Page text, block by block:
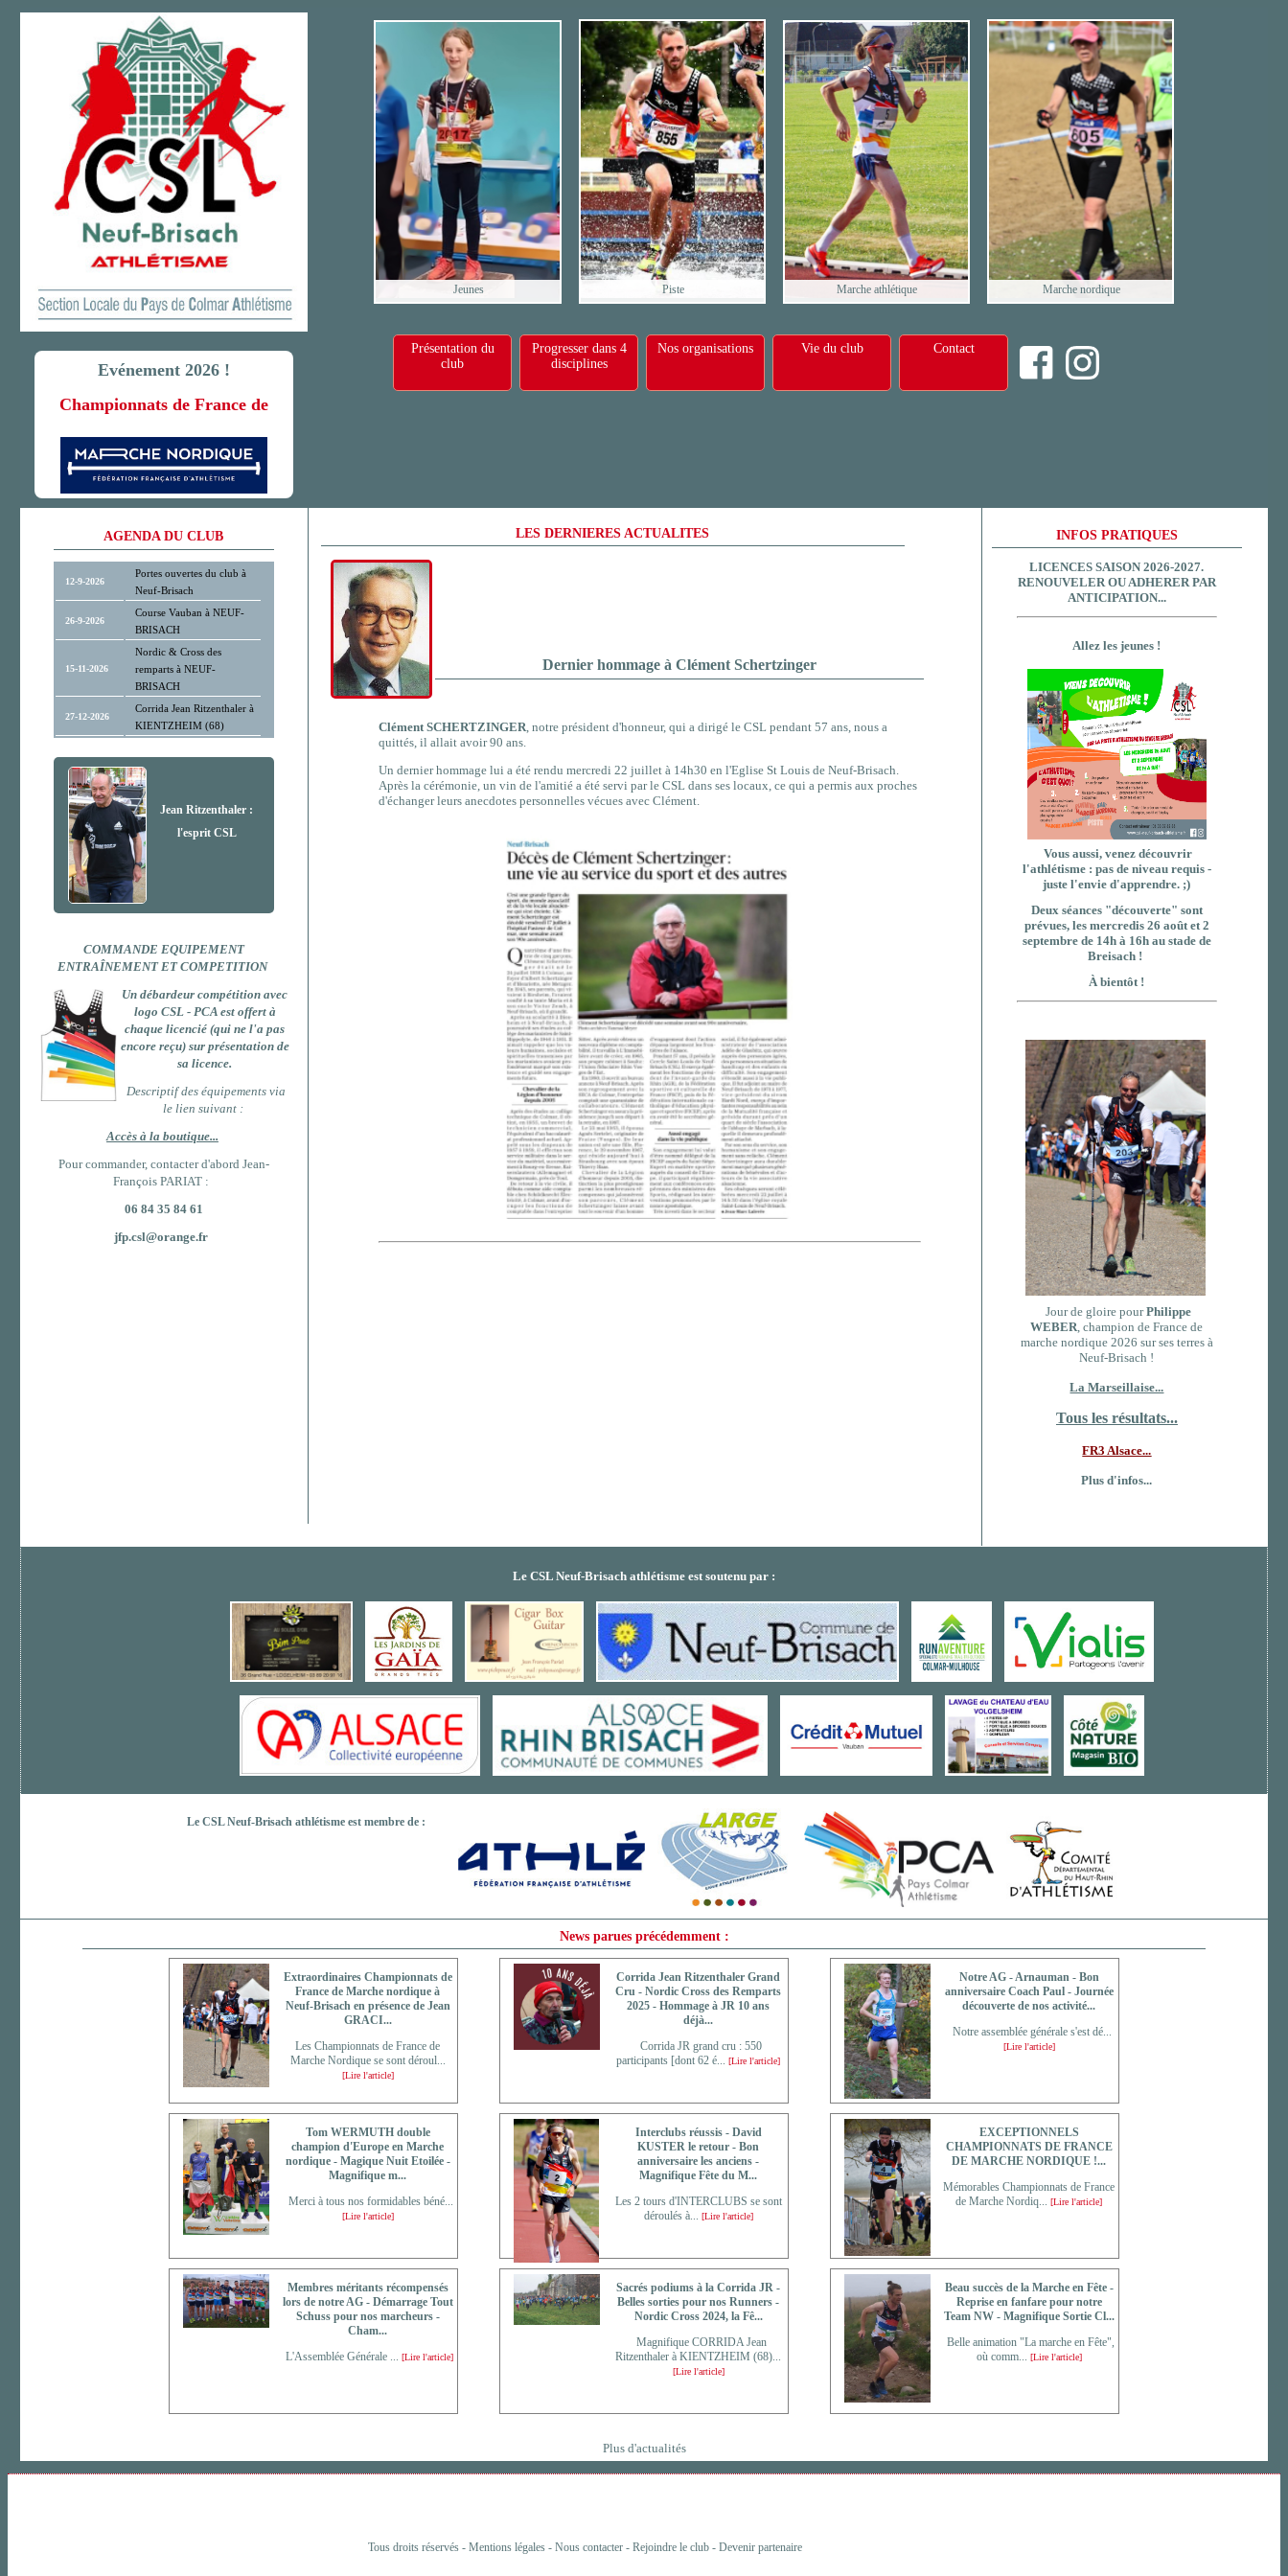
Evénement 2026 !
Championnats de France de
Jeunes Piste Marche athlétique Marche nordique
Présentation du
club
Progresser dans 4
disciplines
Nos organisations Vie du club Contact
AGENDA DU CLUB
12-9-2026
Portes ouvertes du club à
Neuf-Brisach
26-9-2026
Course Vauban à NEUF-
BRISACH
15-11-2026
Nordic & Cross des
remparts à NEUF-
BRISACH
27-12-2026
Corrida Jean Ritzenthaler à
KIENTZHEIM (68)
Jean Ritzenthaler :
l'esprit CSL
COMMANDE EQUIPEMENT
ENTRAÎNEMENT ET COMPETITION
Un débardeur compétition avec
logo CSL - PCA est offert à
chaque licencié (qui ne l'a pas
encore reçu) sur présentation de
sa licence.
Descriptif des équipements via
le lien suivant :
Accès à la boutique...
Pour commander, contacter d'abord Jean-
François PARIAT :
06 84 35 84 61
jfp.csl@orange.fr
LES DERNIERES ACTUALITES
Dernier hommage à Clément Schertzinger
Clément SCHERTZINGER , notre président d'honneur, qui a dirigé le CSL pendant 57 ans, nous a
quittés, il allait avoir 90 ans.
Un dernier hommage lui a étérendu mercredi 22 juillet à 14h30 en l'Eglise St Louis de Neuf-Brisach.
Après la cérémonie, un vin de l'amitié a été servi par le CSL dans ses locaux, ce qui a permis aux proches
d'échanger leurs anecdotes personnelles vécues avec Clément.
INFOS PRATIQUES
LICENCES SAISON 2026-2027.
RENOUVELER OU ADHERER PAR
ANTICIPATION...
Allez les jeunes !
Vous aussi, venez découvrir
l'athlétisme : pas de niveau requis -
juste l'envie d'apprendre. ;)
Deux séances "découverte" sont
prévues, les mercredis 26 août et 2
septembre de 14h à 16h au stade de
Breisach !
À bientôt !
Jour de gloire pourPhilippe
WEBER, champion de France de
marche nordique 2026 sur ses terres à
Neuf-Brisach !
La Marseillaise...
Tous les résultats...
FR3 Alsace...
Plus d'infos...
Le CSL Neuf-Brisach athlétisme est soutenu par :
Le CSL Neuf-Brisach athlétisme est membre de :
News parues précédemment :
Extraordinaires Championnats de
France de Marche nordique à
Neuf-Brisach en présence de Jean
GRACI...
Les Championnats de France de
Marche Nordique se sont déroul...
[Lire l'article]
Corrida Jean Ritzenthaler Grand
Cru - Nordic Cross des Remparts
2025 - Hommage à JR 10 ans
déjà...
Corrida JR grand cru : 550
participants [dont 62 é... [Lire l'article]
Notre AG - Arnauman - Bon
anniversaire Coach Paul - Journée
découverte de nos activité...
Notre assemblée générale s'est dé...
[Lire l'article]
Tom WERMUTH double
champion d'Europe en Marche
nordique - Magique Nuit Etoilée -
Magnifique m...
Merci à tous nos formidables béné...
[Lire l'article]
Interclubs réussis - David
KUSTER le retour - Bon
anniversaire les anciens -
Magnifique Fête du M...
Les 2 tours d'INTERCLUBS se sont
déroulés à... [Lire l'article]
EXCEPTIONNELS
CHAMPIONNATS DE FRANCE
DE MARCHE NORDIQUE !...
Mémorables Championnats de France
de Marche Nordiq... [Lire l'article]
Membres méritants récompensés
lors de notre AG - Démarrage Tout
Schuss pour nos marcheurs -
Cham...
L'Assemblée Générale ... [Lire l'article]
Sacrés podiums à la Corrida JR -
Belles sorties pour nos Runners -
Nordic Cross 2024, la Fê...
Magnifique CORRIDA Jean
Ritzenthaler à KIENTZHEIM (68)...
[Lire l'article]
Beau succès de la Marche en Fête -
Reprise en fanfare pour notre
Team NW - Magnifique Sortie Cl...
Belle animation "La marche en Fête",
où comm... [Lire l'article]
Plus d'actualités
Tous droits réservés - Mentions légales- Nous contacter- Rejoindre le club- Devenir partenaire